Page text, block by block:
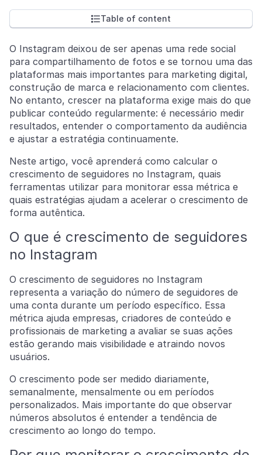
Table of content
O Instagram deixou de ser apenas uma rede social
para compartilhamento de fotos e se tornou uma das
plataformas mais importantes para marketing digital,
construção de marca e relacionamento com clientes.
No entanto, crescer na plataforma exige mais do que
publicar conteúdo regularmente: é necessário medir
resultados, entender o comportamento da audiência
e ajustar a estratégia continuamente.
Neste artigo, você aprenderá como calcular o
crescimento de seguidores no Instagram, quais
ferramentas utilizar para monitorar essa métrica e
quais estratégias ajudam a acelerar o crescimento de
forma autêntica.
O que é crescimento de seguidores
no Instagram
O crescimento de seguidores no Instagram
representa a variação do número de seguidores de
uma conta durante um período específico. Essa
métrica ajuda empresas, criadores de conteúdo e
profissionais de marketing a avaliar se suas ações
estão gerando mais visibilidade e atraindo novos
usuários.
O crescimento pode ser medido diariamente,
semanalmente, mensalmente ou em períodos
personalizados. Mais importante do que observar
números absolutos é entender a tendência de
crescimento ao longo do tempo.